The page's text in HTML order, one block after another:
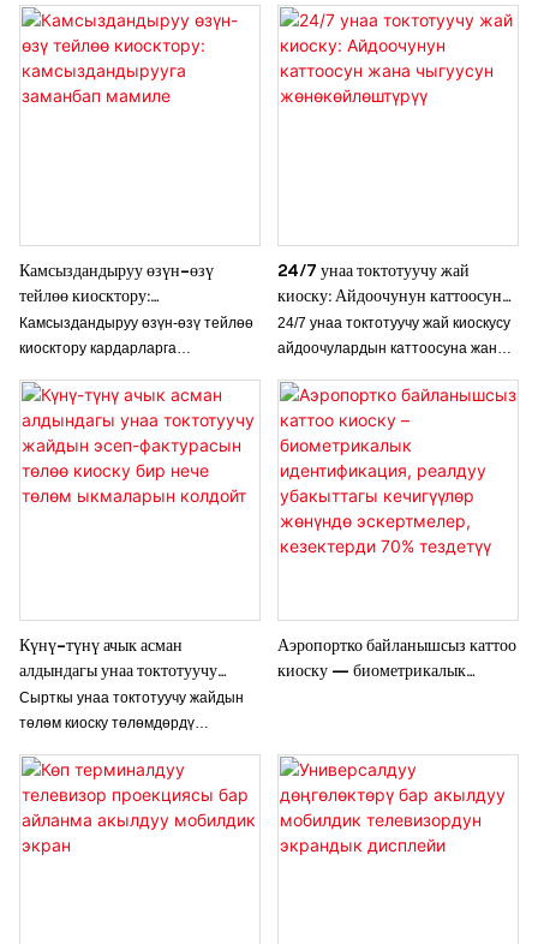
жана ачкычтарды күнү-түнү
ыңгайлуу түрдө берүүгө мүмкүндүк
берет, ошол эле учурда эсептерди
үзгүлтүксүз төлөө
операциялык натыйжалуулукту
жогорулатат.
үзгүлтүксүз өзүн-өзү тейлөө
операциялары үчүн иштелип
чыккан, каптал A4 басып чыгаруу
терминалы менен жабдылган
чыгаруу муктаждыктары үчүн өтө
тунук чоң сенсордук дисплей жана
туруктуу каптал A4 принтери
менен ODM ылайыкташтырылган
киоск чечимин сунуштайбыз. 24/7
кароосуз тейлөө үчүн идеалдуу,
жекече суроо-талаптар боюнча
суроолорду жөнөтүүгө кош
келиңиз!
Камсыздандыруу өзүн-өзү
тейлөө киосктору:
камсыздандырууга заманбап
мамиле
Камсыздандыруу өзүн-өзү тейлөө
киосктору кардарларга
алдынча жетүүнүн заманбап жана
ыңгайлуу жолун сунуштайт,
полисти башкаруу, дооматтарды
берүү жана төлөмдөр сыяктуу
процесстерди жөнөкөйлөтөт.
киосктор кардарлардын
тажрыйбасын жакшыртат жана
камсыздандыруу
провайдерлеринин операциялык
натыйжалуулугун жогорулатат.
24/7 унаа токтотуучу жай
киоску: Айдоочунун каттоосун
жана чыгуусун
жөнөкөйлөштүрүү
24/7 унаа токтотуучу жай киоскусу
айдоочулардын каттоосуна жана
убагында кемчиликсиз жана
натыйжалуу чечимди сунуштайт.
Унаа токтотуучу жайды
башкарууну жөнөкөйлөтүү үчүн
иштелип чыккан, ал
айдоочулардын ыңгайлуулугун
жогорулатат жана күтүү убактысын
Күнү-түнү ачык асман
алдындагы унаа токтотуучу
жайдын эсеп-фактурасын төлөө
киоску бир нече төлөм
Сырткы унаа токтотуучу жайдын
төлөм киоску төлөмдөрдү
өзүн-өзү тейлөө чечимин
сунуштоо менен унаа токтотуучу
жайды башкарууну жакшыртат.
Бышыктыгы жана колдонуунун
Аэропортко байланышсыз каттоо
киоску – биометрикалык
тездетүү